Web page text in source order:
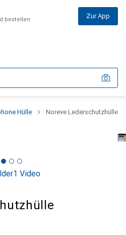
bestellen Zur App
Hülle Noreve Lederschutzhülle
1 Video